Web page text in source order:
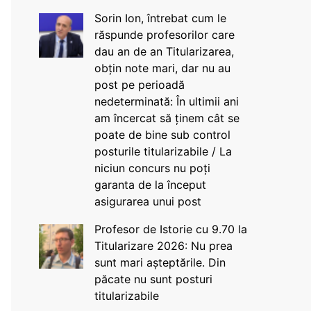
Sorin Ion, întrebat cum le
răspunde profesorilor care
dau an de an Titularizarea,
obțin note mari, dar nu au
post pe perioadă
nedeterminată: În ultimii ani
am încercat să ținem cât se
poate de bine sub control
posturile titularizabile / La
niciun concurs nu poți
garanta de la început
asigurarea unui post
Profesor de Istorie cu 9.70 la
Titularizare 2026: Nu prea
sunt mari așteptările. Din
păcate nu sunt posturi
titularizabile